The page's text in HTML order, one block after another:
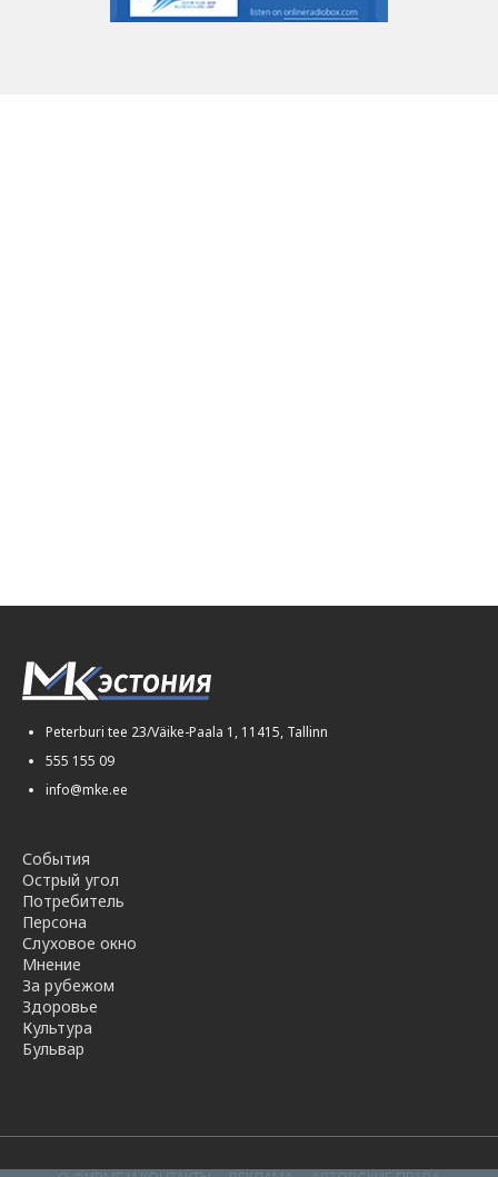
Peterburi tee 23/Väike-Paala 1, 11415, Tallinn
555 155 09
info@mke.ee
События
Острый угол
Потребитель
Персона
Слуховое окно
Мнение
За рубежом
Здоровье
Культура
Бульвар